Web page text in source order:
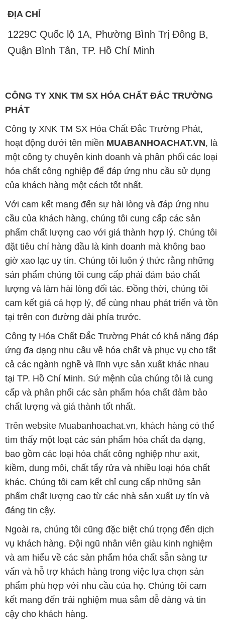
ĐỊA CHỈ
1229C Quốc lộ 1A, Phường Bình Trị Đông B,
Quận Bình Tân, TP. Hồ Chí Minh
CÔNG TY XNK TM SX HÓA CHẤT ĐẮC TRƯỜNG
PHÁT
Công ty XNK TM SX Hóa Chất Đắc Trường Phát,
hoạt động dưới tên miền MUABANHOACHAT.VN, là
một công ty chuyên kinh doanh và phân phối các loại
hóa chất công nghiệp để đáp ứng nhu cầu sử dụng
của khách hàng một cách tốt nhất.
Với cam kết mang đến sự hài lòng và đáp ứng nhu
cầu của khách hàng, chúng tôi cung cấp các sản
phẩm chất lượng cao với giá thành hợp lý. Chúng tôi
đặt tiêu chí hàng đầu là kinh doanh mà không bao
giờ xao lạc uy tín. Chúng tôi luôn ý thức rằng những
sản phẩm chúng tôi cung cấp phải đảm bảo chất
lượng và làm hài lòng đối tác. Đồng thời, chúng tôi
cam kết giá cả hợp lý, để cùng nhau phát triển và tồn
tại trên con đường dài phía trước.
Công ty Hóa Chất Đắc Trường Phát có khả năng đáp
ứng đa dạng nhu cầu về hóa chất và phục vụ cho tất
cả các ngành nghề và lĩnh vực sản xuất khác nhau
tại TP. Hồ Chí Minh. Sứ mệnh của chúng tôi là cung
cấp và phân phối các sản phẩm hóa chất đảm bảo
chất lượng và giá thành tốt nhất.
Trên website Muabanhoachat.vn, khách hàng có thể
tìm thấy một loạt các sản phẩm hóa chất đa dạng,
bao gồm các loại hóa chất công nghiệp như axit,
kiềm, dung môi, chất tẩy rửa và nhiều loại hóa chất
khác. Chúng tôi cam kết chỉ cung cấp những sản
phẩm chất lượng cao từ các nhà sản xuất uy tín và
đáng tin cậy.
Ngoài ra, chúng tôi cũng đặc biệt chú trọng đến dịch
vụ khách hàng. Đội ngũ nhân viên giàu kinh nghiệm
và am hiểu về các sản phẩm hóa chất sẵn sàng tư
vấn và hỗ trợ khách hàng trong việc lựa chọn sản
phẩm phù hợp với nhu cầu của họ. Chúng tôi cam
kết mang đến trải nghiệm mua sắm dễ dàng và tin
cậy cho khách hàng.